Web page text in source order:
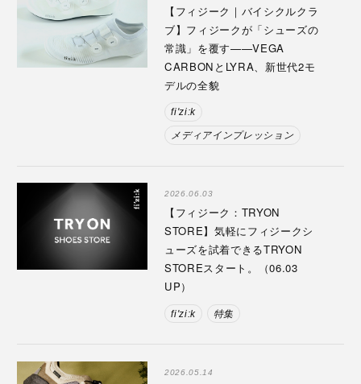
【フィジーク｜バイシクルクラ
ブ】フィジークが「シューズの
常識」を覆す——VEGA
CARBONとLYRA、新世代2モ
デルの全貌
fi'zi:k
メディアインプレッション
2026.06.03
【フィジーク：TRYON
STORE】気軽にフィジークシ
ューズを試着できるTRYON
STOREスタート。（06.03
UP）
fi'zi:k 特集
2026.05.14